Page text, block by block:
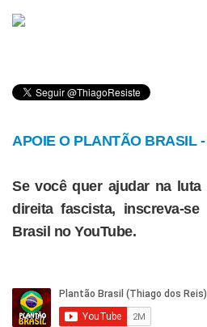
APOIE O PLANTÃO BRASIL
Se você quer ajudar na
direita fascista, inscreva-
Brasil no YouTube.